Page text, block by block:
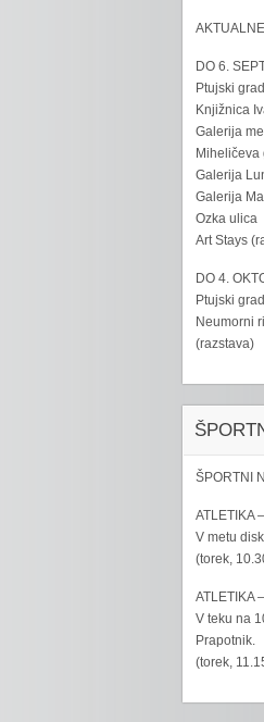
DO 6.
Ptujski grad
Knjižnica
Galerija
Miheličeva
Galerija
Galerija
Ozka ulica
Art Stays
DO 4.
Ptujski
Neumorni
(razstava)
ŠPORTNI
ATLETIKA
V metu
(torek,
ATLETIKA
V teku na
Prapotnik.
(torek,